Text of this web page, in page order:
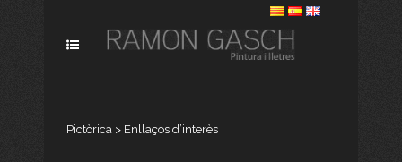
Pictòrica > Enllaços d’interès